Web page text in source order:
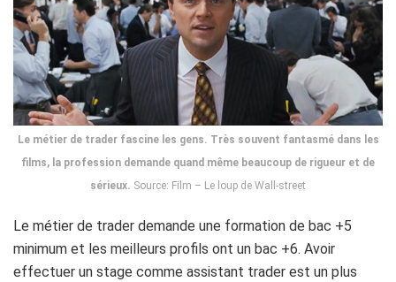
Le métier de trader fascine les gens. Très souvent fantasmé dans les
films, la profession demande quand même beaucoup de rigueur et de
sérieux. Source: Film – Le loup de Wall-street
Le métier de trader demande une formation de bac +5
minimum et les meilleurs profils ont un bac +6. Avoir
effectuer un stage comme assistant trader est un plus